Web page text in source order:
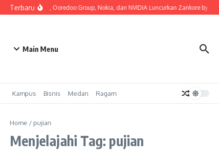
Lewati ke konten
TerbaruIndosat, Ooredoo Group, Nokia, dan NVIDIA Luncurkan Zankore by
Main Menu
Kampus Bisnis Medan Ragam
Home / pujian
Menjelajahi Tag: pujian